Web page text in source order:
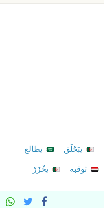
يبَحْلَق
يطالع
ثوقبه يخْزَرْ